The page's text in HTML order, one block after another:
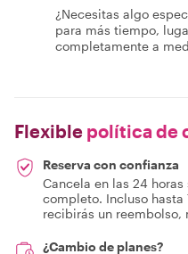
¿Necesitas algo
para más tiempo,
completamente a
Flexible política de
Reserva con confianza
Cancela en las 24
completo. Incluso hasta
recibirás un reembolso,
¿Cambio de planes?